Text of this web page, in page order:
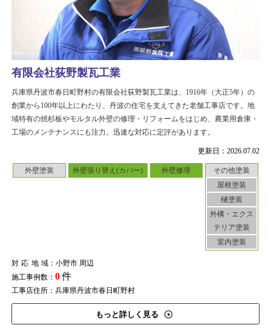
更新日：2026.07.02
外壁塗装 外壁張り替え(カバー) 外壁修理
その他塗装
屋根塗装
樋塗装
外構・エクス
テリア塗装
室内塗装
対応地域：小野市 周辺
施工事例数： 0件
工事店住所：兵庫県丹波市春日町野村
もっと詳しく見る
有限会社荻野製瓦工業
兵庫県丹波市春日町野村の有限会社荻野製瓦工業は、1916年（大正5年）の
創業から100年以上にわたり、丹波の住宅を支えてきた老舗工事店です。地
域特有の焼杉板やモルタル外壁の修理・リフォームをはじめ、農業用倉庫・
工場のメンテナンスにも注力。迅速な対応に定評があります。